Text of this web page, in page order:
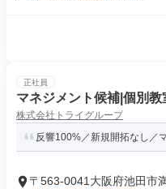
正社員
マネジメント候補|個別
株式会社トライグループ
反響100%／新規開拓なし／
〒563-0041大阪府池田市